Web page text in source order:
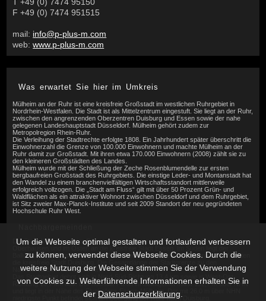
F +49 (0) 7474 951515
mail: info@p-plus-m.com
web:www.p-plus-m.com
Was erwartet Sie hier im Umkreis
Mülheim an der Ruhr ist eine kreisfreie Großstadt im westlichen Ruhrgebiet in
Nordrhein-Westfalen. Die Stadt ist als Mittelzentrum eingestuft. Sie liegt an der Ruhr,
zwischen den angrenzenden Oberzentren Duisburg und Essen sowie der nahe
gelegenen Landeshauptstadt Düsseldorf. Mülheim gehört zudem zur
Metropolregion Rhein-Ruhr.
Die Verleihung der Stadtrechte erfolgte 1808. Ein Jahrhundert später überschritt die
Einwohnerzahl die Grenze von 100.000 Einwohnern und machte Mülheim an der
Ruhr damit zur Großstadt. Mit ihren etwa 170.000 Einwohnern (2008) zählt sie zu
den kleineren Großstädten des Landes.
Mülheim wurde mit der Schließung der Zeche Rosenblumendelle zur ersten
bergbaufreien Großstadt des Ruhrgebiets. Die einstige Leder- und Montanstadt hat
den Wandel zu einem branchenvielfältigen Wirtschaftsstandort mittlerweile
erfolgreich vollzogen. Die „Stadt am Fluss“ gilt mit über 50 Prozent Grün- und
Waldflächen als ein attraktiver Wohnort zwischen Düsseldorf und dem Ruhrgebiet,
ist Sitz zweier Max-Planck-Institute und seit 2009 Standort der neu gegründeten
Hochschule Ruhr West.
Die Stadt Mülheim an der Ruhr grenzt im Norden an die kreisfreie Stadt
Oberhausen und im Osten an die kreisfreie Stadt Essen. Im Süden liegt der
Ballungsraum Düsseldorf mit der Stadt Ratingen im Kreis Mettmann und im Westen
Nachbarstädten beträgt 49 km.
Das Stadtgebiet dehnt sich in Nord-Süd-Richtung 13,4 km sowie in West-Ost-
Richtung 10,7 km aus. Der höchste Punkt im Stadtgebiet misst 152,7 m über NHN
und liegt in der Nähe des Flughafens Essen-Mülheim. Der mit 26,0 m über NHN
niedrigste Punkt befindet sich am Übergang der Ruhr nach Duisburg.
Um die Webseite optimal gestalten und fortlaufend verbessern
zu können, verwendet diese Webseite Cookies. Durch die
weitere Nutzung der Webseite stimmen Sie der Verwendung
von Cookies zu. Weiterführende Informationen erhalten Sie in
der Datenschutzerklärung